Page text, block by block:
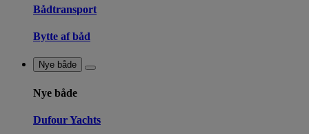
Bådtransport
Bytte af båd
Nye både
Nye både
Dufour Yachts